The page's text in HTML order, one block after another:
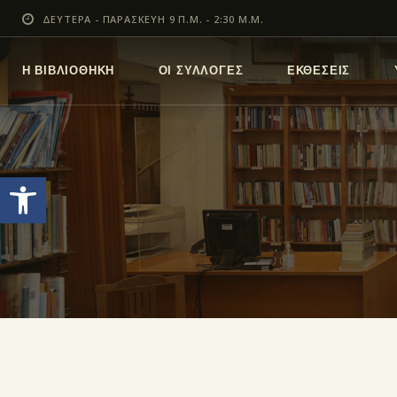
Ανοίξτε τη γραμμή εργαλείων
ΔΕΥΤΕΡΑ - ΠΑΡΑΣΚΕΥΗ 9 Π.Μ. - 2:30 Μ.Μ.
Η ΒΙΒΛΙΟΘΗΚΗ ΟΙ ΣΥΛΛΟΓΕΣ ΕΚΘΕΣΕΙΣ